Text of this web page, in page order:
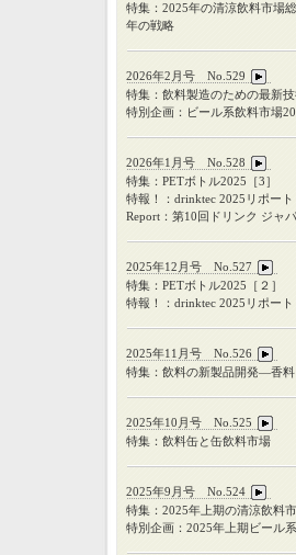
特集：2025年の清涼飲料市場
年の戦略
2026年2月号 No.529
特集：飲料製造のための最新
特別企画：ビール系飲料市場
2026年1月号 No.528
特集：PETボトル2025［3］
特報！：drinktec 2025リポート
Report：第10回ドリンク ジャ
2025年12月号 No.527
特集：PETボトル2025
［２］
特報！：drinktec 2025 リポート
2025年11月号 No.526
特集：飲料の新製品開発―香料
2025年10月号 No.525
特集：飲料缶と缶飲料市場
2025年9月号 No.524
特集：2025年上期の清涼飲料
特別企画：2025年上期ビール